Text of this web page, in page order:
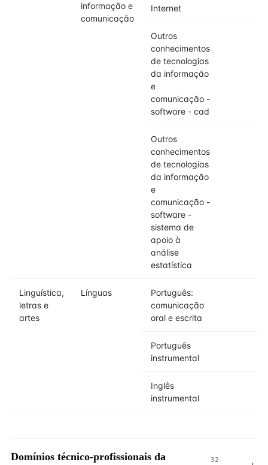
informação e
comunicação
Internet
Outros
conhecimentos
de tecnologias
da informação
e
comunicação -
software - cad
Outros
conhecimentos
de tecnologias
da informação
e
comunicação -
software -
sistema de
apoio à
análise
estatística
Linguística,
letras e
artes
Línguas
Português:
comunicação
oral e escrita
Português
instrumental
Inglês
instrumental
Domínios técnico-profissionais da
32